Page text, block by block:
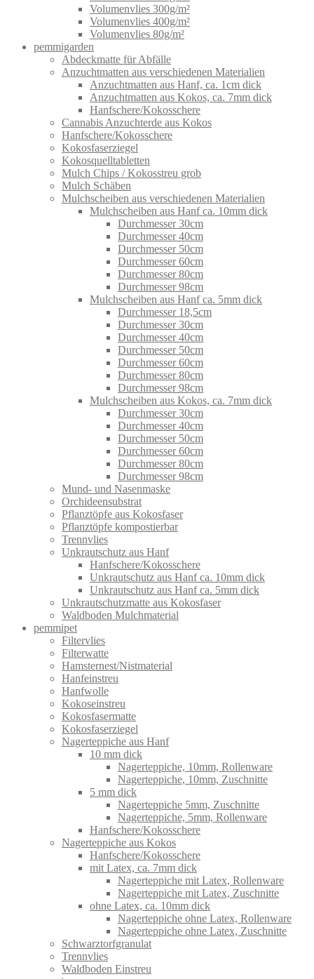
Volumenvlies 300g/m²
Volumenvlies 400g/m²
Volumenvlies 80g/m²
pemmigarden
Abdeckmatte für Abfälle
Anzuchtmatten aus verschiedenen Materialien
Anzuchtmatten aus Hanf, ca. 1cm dick
Anzuchtmatten aus Kokos, ca. 7mm dick
Hanfschere/Kokosschere
Cannabis Anzuchterde aus Kokos
Hanfschere/Kokosschere
Kokosfaserziegel
Kokosquelltabletten
Mulch Chips / Kokosstreu grob
Mulch Schäben
Mulchscheiben aus verschiedenen Materialien
Mulchscheiben aus Hanf ca. 10mm dick
Durchmesser 30cm
Durchmesser 40cm
Durchmesser 50cm
Durchmesser 60cm
Durchmesser 80cm
Durchmesser 98cm
Mulchscheiben aus Hanf ca. 5mm dick
Durchmesser 18,5cm
Durchmesser 30cm
Durchmesser 40cm
Durchmesser 50cm
Durchmesser 60cm
Durchmesser 80cm
Durchmesser 98cm
Mulchscheiben aus Kokos, ca. 7mm dick
Durchmesser 30cm
Durchmesser 40cm
Durchmesser 50cm
Durchmesser 60cm
Durchmesser 80cm
Durchmesser 98cm
Mund- und Nasenmaske
Orchideensubstrat
Pflanztöpfe aus Kokosfaser
Pflanztöpfe kompostierbar
Trennvlies
Unkrautschutz aus Hanf
Hanfschere/Kokosschere
Unkrautschutz aus Hanf ca. 10mm dick
Unkrautschutz aus Hanf ca. 5mm dick
Unkrautschutzmatte aus Kokosfaser
Waldboden Mulchmaterial
pemmipet
Filtervlies
Filterwatte
Hamsternest/Nistmaterial
Hanfeinstreu
Hanfwolle
Kokoseinstreu
Kokosfasermatte
Kokosfaserziegel
Nagerteppiche aus Hanf
10 mm dick
Nagerteppiche, 10mm, Rollenware
Nagerteppiche, 10mm, Zuschnitte
5 mm dick
Nagerteppiche 5mm, Zuschnitte
Nagerteppiche, 5mm, Rollenware
Hanfschere/Kokosschere
Nagerteppiche aus Kokos
Hanfschere/Kokosschere
mit Latex, ca. 7mm dick
Nagerteppiche mit Latex, Rollenware
Nagerteppiche mit Latex, Zuschnitte
ohne Latex, ca. 10mm dick
Nagerteppiche ohne Latex, Rollenware
Nagerteppiche ohne Latex, Zuschnitte
Schwarztorfgranulat
Trennvlies
Waldboden Einstreu